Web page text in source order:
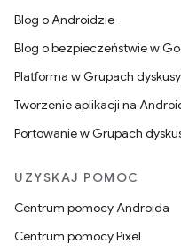
Blog o Androidzie
Blog o bezpieczeństwie w
Platforma w Grupach
Tworzenie aplikacji na
Portowanie w Grupach
UZYSKAJ POMOC
Centrum pomocy Androida
Centrum pomocy Pixel